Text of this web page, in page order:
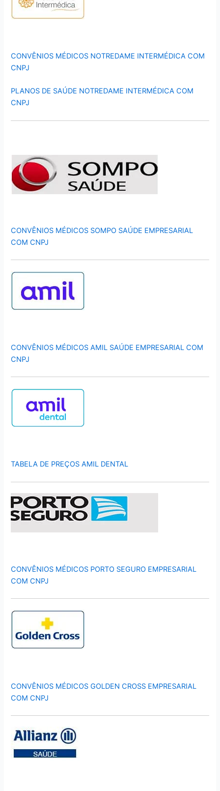
CONVÊNIOS MÉDICOS NOTREDAME INTERMÉDICA COM
CNPJ
PLANOS DE SAÚDE NOTREDAME INTERMÉDICA COM
CNPJ
CONVÊNIOS MÉDICOS SOMPO SAÚDE EMPRESARIAL
COM CNPJ
CONVÊNIOS MÉDICOS AMIL SAÚDE EMPRESARIAL COM
CNPJ
TABELA DE PREÇOS AMIL DENTAL
CONVÊNIOS MÉDICOS PORTO SEGURO EMPRESARIAL
COM CNPJ
CONVÊNIOS MÉDICOS GOLDEN CROSS EMPRESARIAL
COM CNPJ